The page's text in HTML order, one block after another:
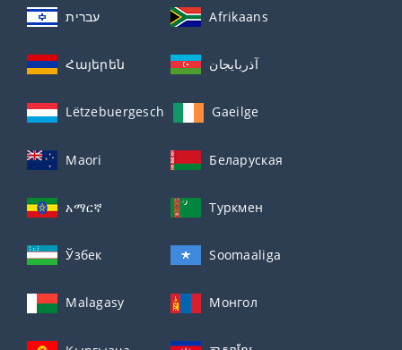
עברית Afrikaans
Հայերեն آذربايجان
Lëtzebuergesch Gaeilge
Maori Беларуская
አማርኛ Туркмен
Ўзбек Soomaaliga
Malagasy Монгол